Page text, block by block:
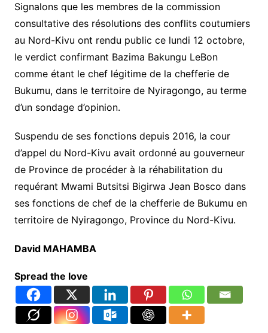
Signalons que les membres de la commission
consultative des résolutions des conflits coutumiers
au Nord-Kivu ont rendu public ce lundi 12 octobre,
le verdict confirmant Bazima Bakungu LeBon
comme étant le chef légitime de la chefferie de
Bukumu, dans le territoire de Nyiragongo, au terme
d’un sondage d’opinion.
Suspendu de ses fonctions depuis 2016, la cour
d’appel du Nord-Kivu avait ordonné au gouverneur
de Province de procéder à la réhabilitation du
requérant Mwami Butsitsi Bigirwa Jean Bosco dans
ses fonctions de chef de la chefferie de Bukumu en
territoire de Nyiragongo, Province du Nord-Kivu.
David MAHAMBA
Spread the love